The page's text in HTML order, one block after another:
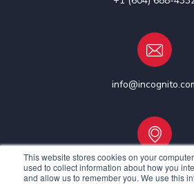
This website stores cookies on your
used to collect information about how you
and allow us to remember you. We use this
Vancouver, Canada | Ottawa,